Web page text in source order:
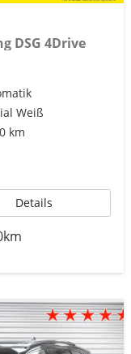
DSG 4Drive
Weiß
km
Details